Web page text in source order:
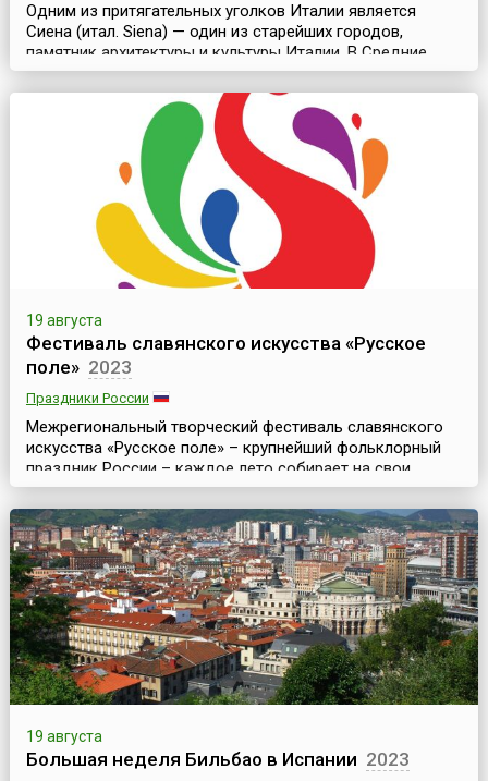
Одним из притягательных уголков Италии является
Сиена (итал. Siena) — один из старейших городов,
памятник архитектуры и культуры Италии. В Средние
века этот город, расположенный в западной части
страны, в Тоскане, был столицей сильной Сиенской
республики и уже в ту дальнюю эпоху хранил шедевры
итальянской готики мирового достоинства.Именно в
Средние века и зародилась традиция проводить в
19 августа
Фестиваль славянского искусства «Русское
поле» 2023
Праздники России
Межрегиональный творческий фестиваль славянского
искусства «Русское поле» – крупнейший фольклорный
праздник России – каждое лето собирает на свои
площадки лучшие фольклорные ансамбли и
ремесленников со всей страны. В последние годы он
проходит на территории музея-заповедника
«Коломенское» в Москве (несколько лет проводился в
музее-заповеднике «Царицыно»). Организатором
мероприятия выступает Департ...
19 августа
Большая неделя Бильбао в Испании 2023